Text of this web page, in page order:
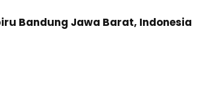
Bandung Jawa Barat, Indonesia